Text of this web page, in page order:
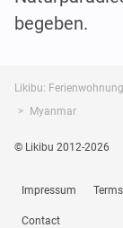
begeben.
Likibu:
Myanmar
© Likibu 2012-2026
Impressum
Contact